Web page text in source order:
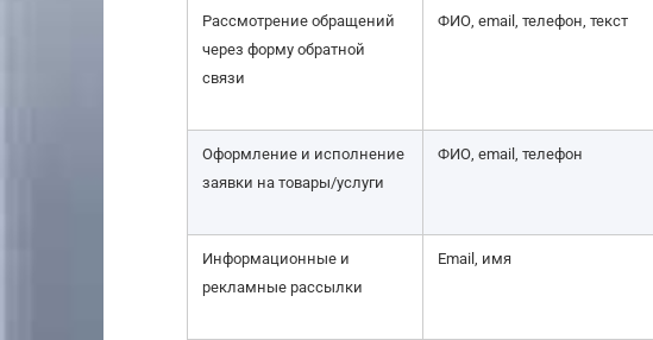
Рассмотрение обращений
через форму обратной
связи
ФИО, email, телефон, текст
Оформление и исполнение
заявки на товары/услуги
ФИО, email, телефон
Информационные и
рекламные рассылки
Email, имя